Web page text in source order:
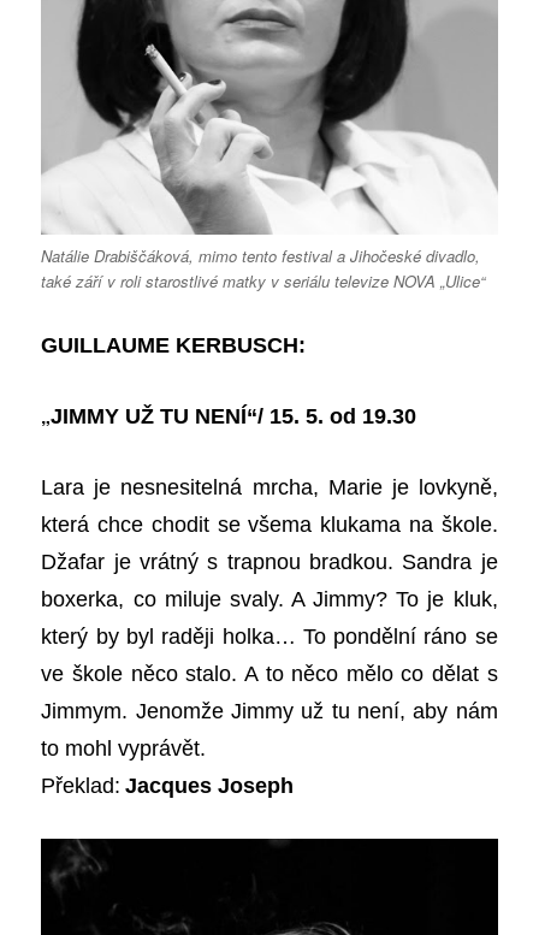
Natálie Drabiščáková, mimo tento festival a Jihočeské divadlo,
také září v roli starostlivé matky v seriálu televize NOVA „Ulice“
GUILLAUME KERBUSCH:
„JIMMY UŽ TU NENÍ“/ 15. 5. od 19.30
Lara je nesnesitelná mrcha, Marie je lovkyně,
která chce chodit se všema klukama na škole.
Džafar je vrátný s trapnou bradkou. Sandra je
boxerka, co miluje svaly. A Jimmy? To je kluk,
který by byl raději holka… To pondělní ráno se
ve škole něco stalo. A to něco mělo co dělat s
Jimmym. Jenomže Jimmy už tu není, aby nám
to mohl vyprávět.
Překlad: Jacques Joseph